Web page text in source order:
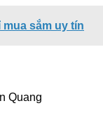
mua sắm uy tín
Quang